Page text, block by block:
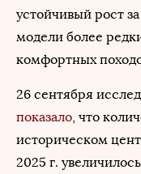
устойчивый рост
модели более
комфортных
26 сентября
показало, что
историческом
2025 г.